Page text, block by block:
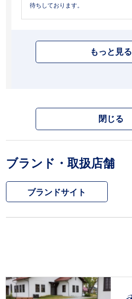
待ちしております。
もっと見る
閉じる
ブランド・取扱店舗
ブランドサイト